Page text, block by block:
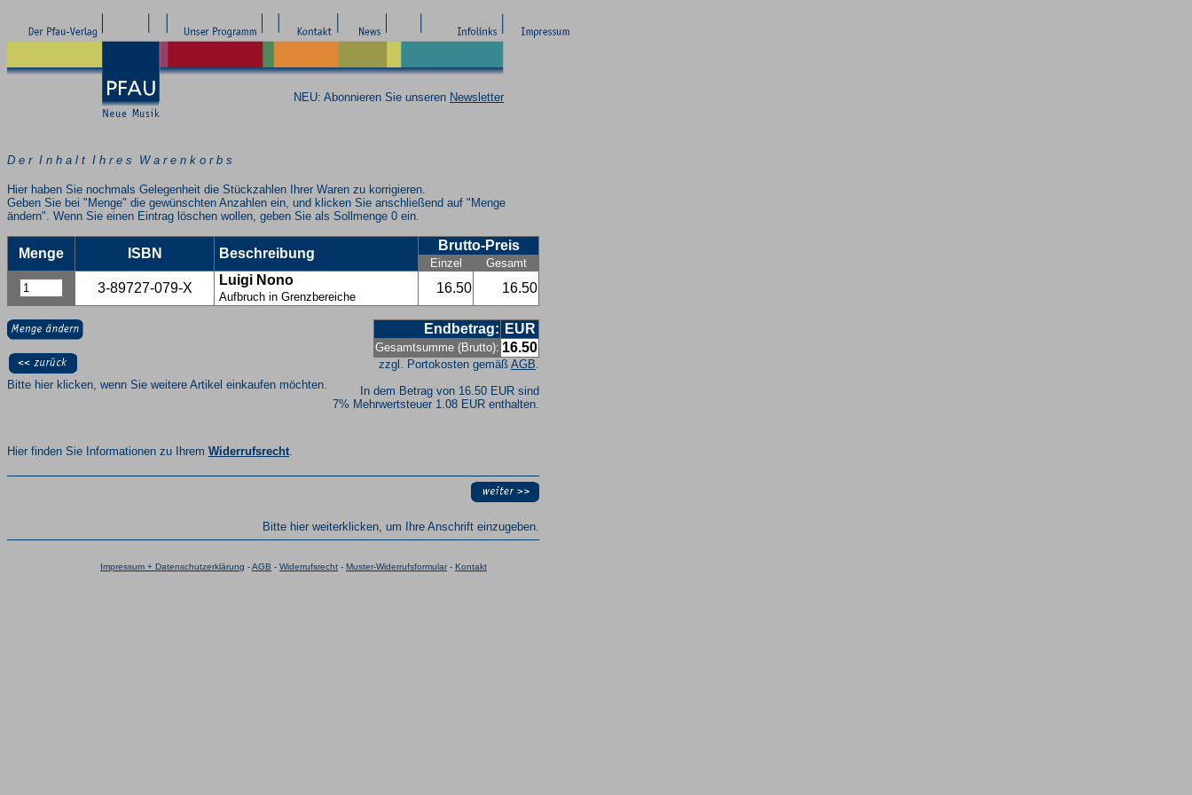
NEU: Abonnieren Sie unseren Newsletter
D e r I n h a l t I h r e s W a r e n k o r b s
Hier haben Sie nochmals Gelegenheit die Stückzahlen Ihrer Waren zu korrigieren.
Geben Sie bei "Menge" die gewünschten Anzahlen ein, und klicken Sie anschließend auf "Menge
ändern". Wenn Sie einen Eintrag löschen wollen, geben Sie als Sollmenge 0 ein.
Menge ISBN Beschreibung
Brutto-Preis
Einzel Gesamt
3-89727-079-X
Luigi Nono
Aufbruch in Grenzbereiche
16.50 16.50
Endbetrag: EUR
Gesamtsumme (Brutto): 16.50
zzgl. Portokosten gemäß AGB.
In dem Betrag von 16.50 EUR sind
7% Mehrwertsteuer 1.08 EUR enthalten.
Bitte hier klicken, wenn Sie weitere Artikel einkaufen möchten.
Hier finden Sie Informationen zu Ihrem Widerrufsrecht.
Bitte hier weiterklicken, um Ihre Anschrift einzugeben.
Impressum + Datenschutzerklärung -AGB - Widerrufsrecht - Muster-Widerrufsformular- Kontakt